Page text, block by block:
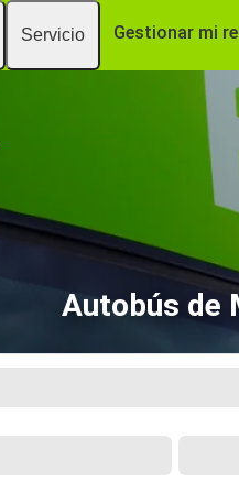
Servicio Gestionar mi
Autobús de